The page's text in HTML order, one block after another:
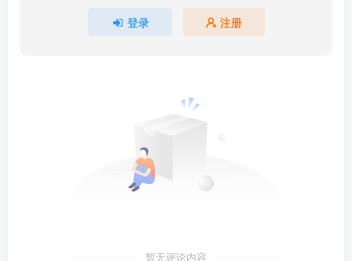
登录 注册
暂无评论内容